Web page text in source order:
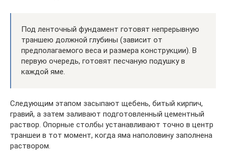
Под ленточный фундамент готовят непрерывную
траншею должной глубины (зависит от
предполагаемого веса и размера конструкции). В
первую очередь, готовят песчаную подушку в
каждой яме.
Следующим этапом засыпают щебень, битый кирпич,
гравий, а затем заливают подготовленный цементный
раствор. Опорные столбы устанавливают точно в центр
траншеи в тот момент, когда яма наполовину заполнена
раствором.